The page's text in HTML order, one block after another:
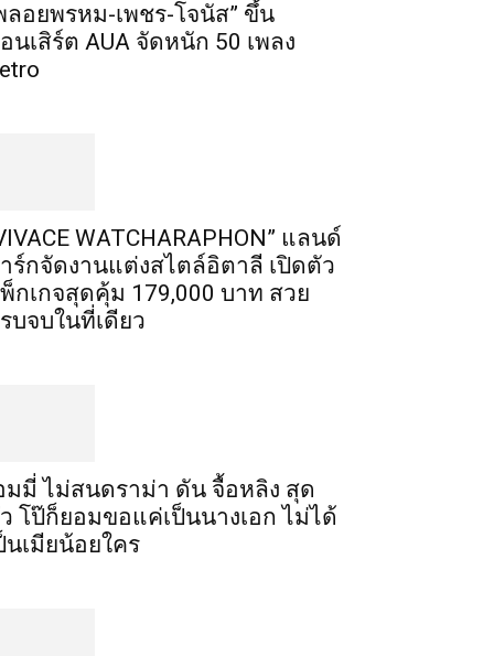
ลอยพรหม-เพชร-โจนัส” ขึ้น
นเสิร์ต AUA จัดหนัก 50 เพลง
WATCHARAPHON” แลนด์
ร์กจัดงานแต่งสไตล์อิตาลี เปิดตัว
กเกจสุดคุ้ม 179,000 บาท สวย
บจบในที่เดียว
มมี่ ไม่สนดราม่า ดัน จื้อหลิง สุด
โป๊ก็ยอมขอแค่เป็นนางเอก ไม่ได้
นเมียน้อยใคร